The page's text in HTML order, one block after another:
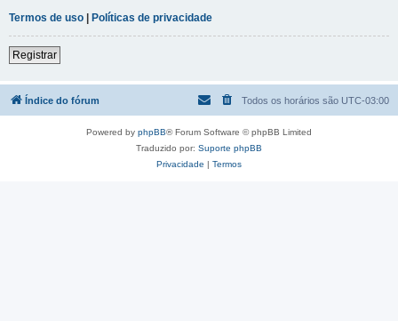
Termos de uso | Políticas de privacidade
Registrar
Índice do fórum Todos os horários são UTC-03:00
Powered by phpBB® Forum Software © phpBB Limited
Traduzido por: Suporte phpBB
Privacidade | Termos